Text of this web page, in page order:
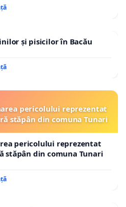
și pisicilor în Bacău
pericolului reprezentat
stăpân din comuna Tunari
pericolului reprezentat
stăpân din comuna Tunari